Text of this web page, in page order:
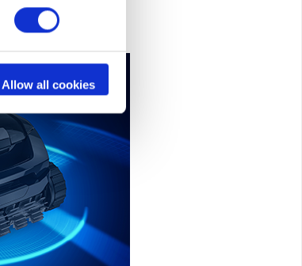
Allow all cookies